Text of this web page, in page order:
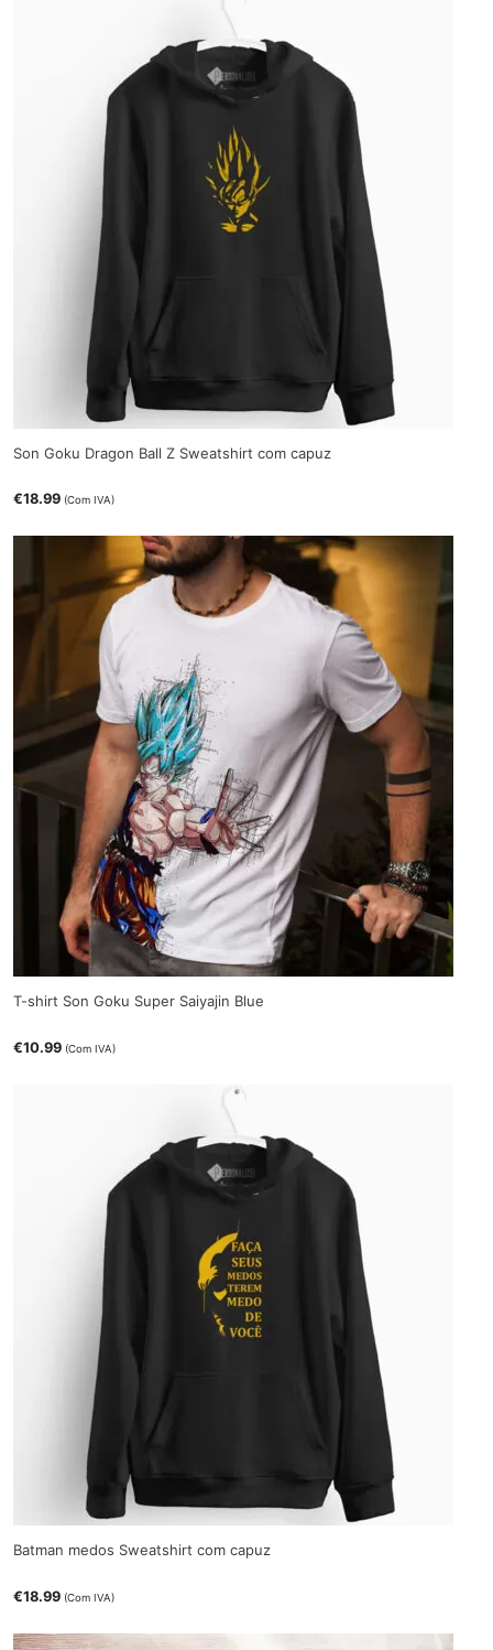
Son Goku Dragon Ball Z Sweatshirt com capuz
€18.99 (Com IVA)
T-shirt Son Goku Super Saiyajin Blue
€10.99 (Com IVA)
Batman medos Sweatshirt com capuz
€18.99 (Com IVA)